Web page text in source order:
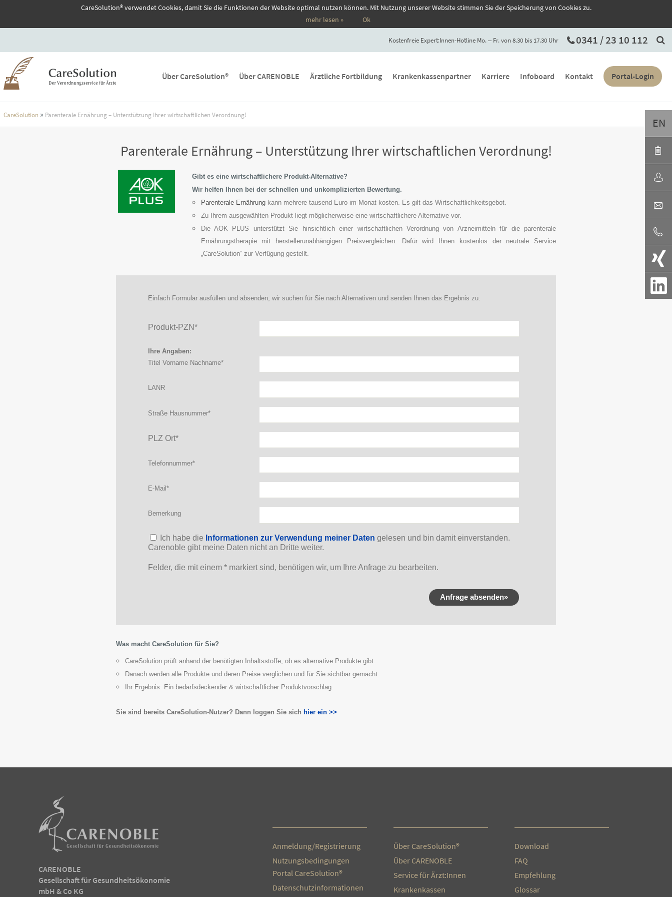
CareSolution® verwendet Cookies, damit Sie die Funktionen der Website optimal nutzen können. Mit Nutzung unserer Website stimmen Sie der Speicherung von Cookies zu.
mehr lesen »
Ok
Kostenfreie Expert:Innen-Hotline Mo. ‒ Fr. von 8.30 bis 17.30 Uhr 0341 / 23 10 112
Über CareSolution® Über CARENOBLE Ärztliche Fortbildung Krankenkassenpartner Karriere Infoboard Kontakt Portal-Login
CareSolution » Parenterale Ernährung – Unterstützung Ihrer wirtschaftlichen Verordnung!
Parenterale Ernährung – Unterstützung Ihrer wirtschaftlichen Verordnung!
Gibt es eine wirtschaftlichere Produkt-Alternative?
Wir helfen Ihnen bei der schnellen und unkomplizierten Bewertung.
Parenterale Ernährungkann mehrere tausend Euro im Monat kosten. Es gilt das Wirtschaftlichkeitsgebot.
Zu Ihrem ausgewählten Produkt liegt möglicherweise eine wirtschaftlichere Alternative vor.
Die AOK PLUS unterstützt Sie hinsichtlich einer wirtschaftlichen Verordnung von Arzneimitteln für die parenterale
Ernährungstherapie mit herstellerunabhängigen Preisvergleichen. Dafür wird Ihnen kostenlos der neutrale Service
„CareSolution“ zur Verfügung gestellt.
Einfach Formular ausfüllen und absenden, wir suchen für Sie nach Alternativen und senden Ihnen das Ergebnis zu.
Produkt-PZN*
Ihre Angaben:
Titel Vorname Nachname*
LANR
Straße Hausnummer*
PLZ Ort*
Telefonnummer*
E-Mail *
Bitte lasse dieses Feld leer.
Bemerkung
Ich habe die Informationen zur Verwendung meiner Daten gelesen und bin damit einverstanden.
Carenoble gibt meine Daten nicht an Dritte weiter.
Felder, die mit einem * markiert sind, benötigen wir, um Ihre Anfrage zu bearbeiten.
Was macht CareSolution für Sie?
CareSolution prüft anhand der benötigten Inhaltsstoffe, ob es alternative Produkte gibt.
Danach werden alle Produkte und deren Preise verglichen und für Sie sichtbar gemacht
Ihr Ergebnis: Ein bedarfsdeckender & wirtschaftlicher Produktvorschlag.
Sie sind bereits CareSolution-Nutzer? Dann loggen Sie sich hier ein >>
CARENOBLE
Gesellschaft für Gesundheitsökonomie
mbH & Co KG
Anmeldung/Registrierung
Nutzungsbedingungen
Portal CareSolution®
Datenschutzinformationen
Über CareSolution®
Über CARENOBLE
Service für Ärzt:Innen
Krankenkassen
Download
FAQ
Empfehlung
Glossar
EN